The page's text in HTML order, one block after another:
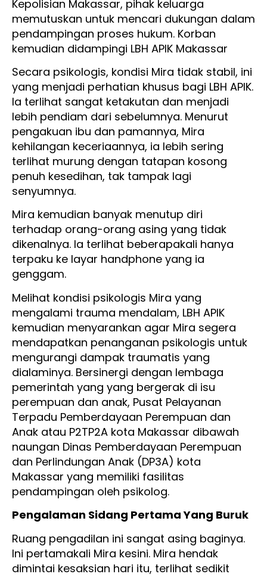
Kepolisian Makassar, pihak keluarga
memutuskan untuk mencari dukungan dalam
pendampingan proses hukum. Korban
kemudian didampingi LBH APIK Makassar
Secara psikologis, kondisi Mira tidak stabil, ini
yang menjadi perhatian khusus bagi LBH APIK.
Ia terlihat sangat ketakutan dan menjadi
lebih pendiam dari sebelumnya. Menurut
pengakuan ibu dan pamannya, Mira
kehilangan keceriaannya, ia lebih sering
terlihat murung dengan tatapan kosong
penuh kesedihan, tak tampak lagi
senyumnya.
Mira kemudian banyak menutup diri
terhadap orang-orang asing yang tidak
dikenalnya. Ia terlihat beberapakali hanya
terpaku ke layar handphone yang ia
genggam.
Melihat kondisi psikologis Mira yang
mengalami trauma mendalam, LBH APIK
kemudian menyarankan agar Mira segera
mendapatkan penanganan psikologis untuk
mengurangi dampak traumatis yang
dialaminya. Bersinergi dengan lembaga
pemerintah yang yang bergerak di isu
perempuan dan anak, Pusat Pelayanan
Terpadu Pemberdayaan Perempuan dan
Anak atau P2TP2A kota Makassar dibawah
naungan Dinas Pemberdayaan Perempuan
dan Perlindungan Anak (DP3A) kota
Makassar yang memiliki fasilitas
pendampingan oleh psikolog.
Pengalaman Sidang Pertama Yang Buruk
Ruang pengadilan ini sangat asing baginya.
Ini pertamakali Mira kesini. Mira hendak
dimintai kesaksian hari itu, terlihat sedikit